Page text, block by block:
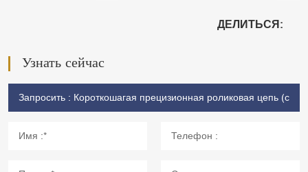
ДЕЛИТЬСЯ:
Узнать сейчас